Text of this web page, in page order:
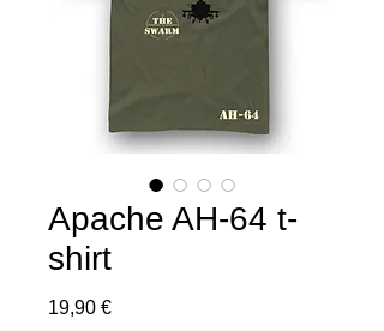
Apache AH-64 t-
shirt
19,90 €Τιμή